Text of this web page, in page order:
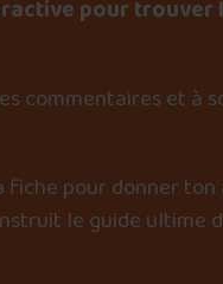
pour trouver
commentaires et à
fiche pour donner
le guide ultime